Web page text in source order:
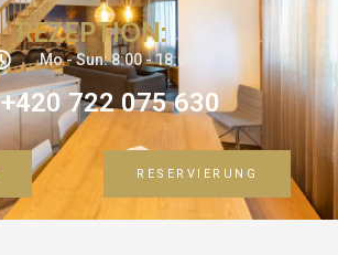
REZEPTION:
Mo - Sun: 8:00 - 18:00
+420 722 075 630
RESERVIERUNG